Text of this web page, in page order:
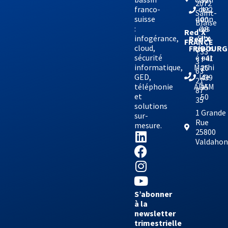
franco-
suisse
:
infogérance,
cloud,
sécurité
informatique,
GED,
téléphonie
et
solutions
sur-
mesure.
S’abonner
à la
newsletter
trimestrielle
2072
Saint-
Blaise
Red’X
FRANCE
+33
3
63
21
87
35
1 Grande
Rue
25800
Valdahon
422
00
18
Red’X
FRIBOURG
+41
26
439
95
50
des
donn
ées
Site
réalis
é par
Mathi
lde
ADAM